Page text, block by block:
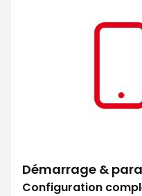
Démarrage &
Configuration